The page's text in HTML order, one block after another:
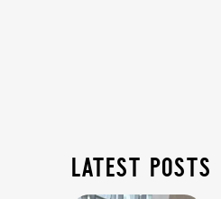
latest posts